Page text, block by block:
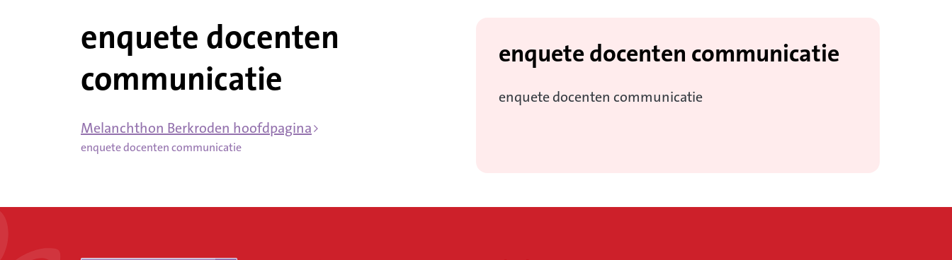
enquete docenten
communicatie
Melanchthon Berkroden hoofdpagina
enquete docenten communicatie
enquete docenten communicatie
enquete docenten communicatie